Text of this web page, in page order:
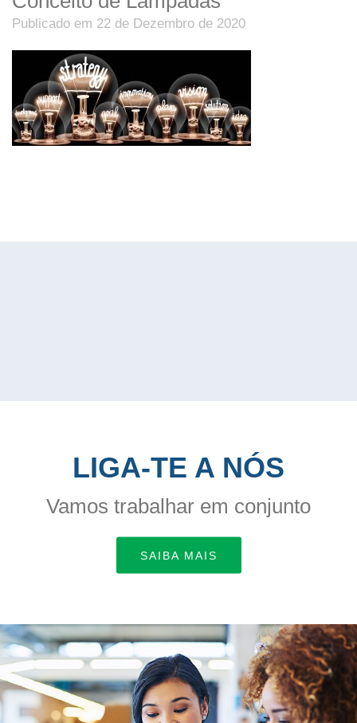
Publicado em 22 de Dezembro de 2020
LIGA-TE A NÓS
Vamos trabalhar em conjunto
SAIBA MAIS